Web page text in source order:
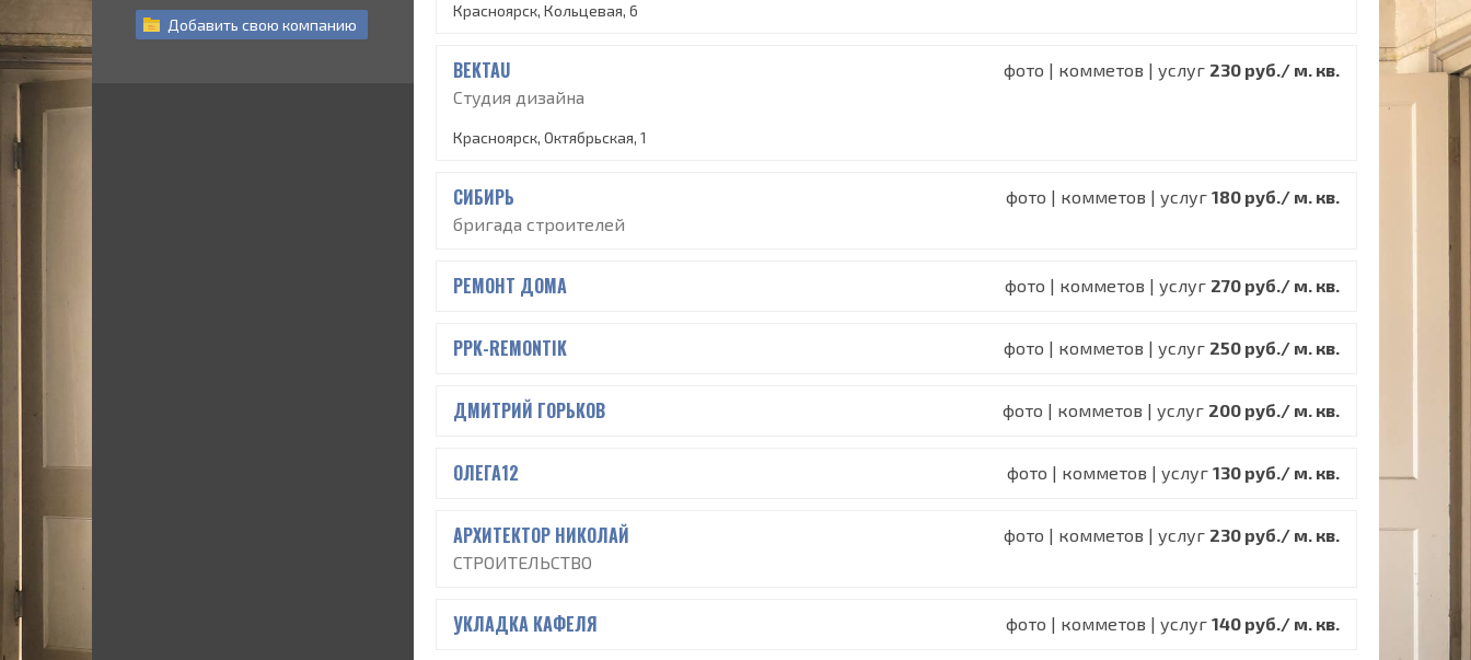
Добавить свою компанию
Красноярск, Кольцевая, 6
BEKTAU
Студия дизайна
фото | комметов | услуг 230 руб./ м. кв.
Красноярск, Октябрьская, 1
СИБИРЬ
бригада строителей
фото | комметов | услуг 180 руб./ м. кв.
РЕМОНТ ДОМА фото | комметов | услуг 270 руб./ м. кв.
PPK-REMONTIK фото | комметов | услуг 250 руб./ м. кв.
ДМИТРИЙ ГОРЬКОВ фото | комметов | услуг 200 руб./ м. кв.
ОЛЕГА12 фото | комметов | услуг 130 руб./ м. кв.
АРХИТЕКТОР НИКОЛАЙ
СТРОИТЕЛЬСТВО
фото | комметов | услуг 230 руб./ м. кв.
УКЛАДКА КАФЕЛЯ фото | комметов | услуг 140 руб./ м. кв.